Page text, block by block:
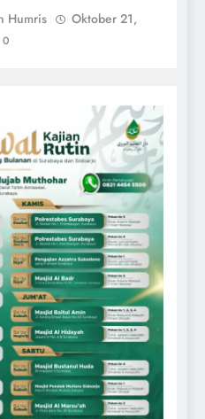
Humris
Oktober 21,
0